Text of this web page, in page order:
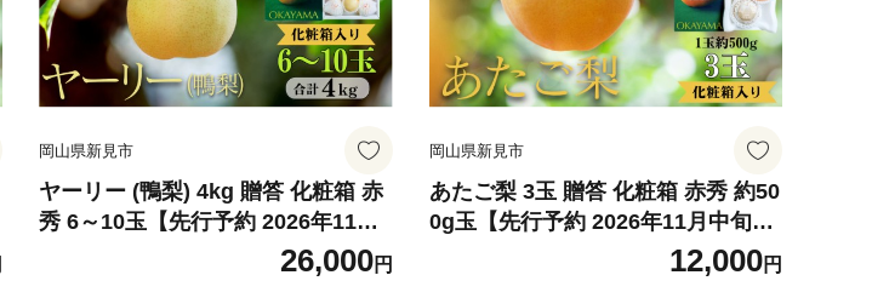
岡山県新見市
ヤーリー (鴨梨) 4kg 贈答 化粧箱 赤
秀 6～10玉【先行予約 2026年11月
26,000円
岡山県新見市
あたご梨 3玉 贈答 化粧箱 赤秀 約50
0g玉【先行予約 2026年11月中旬か
12,000円